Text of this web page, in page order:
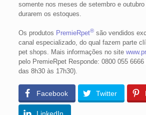
somente nos meses de setembro e outubro
durarem os estoques.
Os produtos PremieRpet®são vendidos
canal especializado, do qual fazem parte
pet shops. Mais informações no site
pelo PremieRpet Responde: 0800 055
das 8h30 às 17h30).
Facebook Twitter